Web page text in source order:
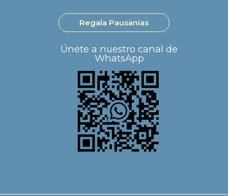
Regala Pausanias
Únete a nuestro canal de
WhatsApp